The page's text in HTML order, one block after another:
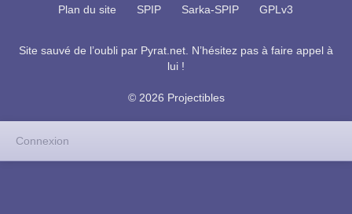
Plan du site SPIP Sarka-SPIP GPLv3
Site sauvé de l’oubli par Pyrat.net . N’hésitez pas à faire appel à
lui !
© 2026 Projectibles
Connexion